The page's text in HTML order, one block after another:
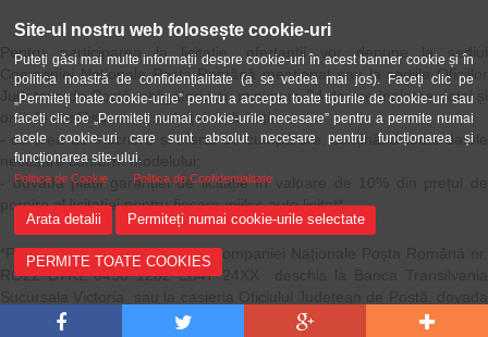
Site-ul nostru web folosește cookie-uri
Puteți găsi mai multe informații despre cookie-uri în acest banner cookie și în
politica noastră de confidențialitate (a se vedea mai jos). Faceți clic pe
„Permiteți toate cookie-urile” pentru a accepta toate tipurile de cookie-uri sau
faceți clic pe „Permiteți numai cookie-urile necesare” pentru a permite numai
acele cookie-uri care sunt absolut necesare pentru funcționarea și
funcționarea site-ului.
Politica de Cookie Politica de Confidentialitate
Arata detalii Permiteți numai cookie-urile selectate
PERMITE TOATE COOKIES
Pentru participarea la licitație, ofertanții vor depune la sediul
Companiei Naționale Poșta Română menționat sau la sediile Oficiilor
Județene de Poștă, obligatoriu cu minimum 24 de ore înaintea datei și
orei de desfășurare a ședinței de licitație:
- cererea de înscriere și oferta de cumpărare, conținând toate datele
necesare conform modelului;
- dovada plății garanției de licitație în valoare de 10% din prețul de
pornire al licitației pentru fiecare mijloc auto licitat*.
*Plata se va efectua în contul Companiei Naționale Poșta Română nr.
RO22 BTRL 0450 1202 E847 24XX deschis la Banca Transilvania
acesteia făcându-se cu fotocopia chitanței sau a OP-ului ștampilat de